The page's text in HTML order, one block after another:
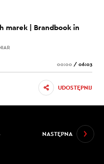
marek | Brandbook in
00:00 / 06:03
UDOSTĘPNIJ
NASTĘPNA